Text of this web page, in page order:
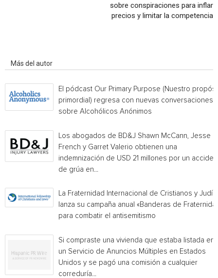
sobre conspiraciones para inflar
precios y limitar la competencia
Más del autor
El pódcast Our Primary Purpose (Nuestro
primordial) regresa con nuevas conversaciones
sobre Alcohólicos Anónimos
Los abogados de BD&J Shawn McCann, Jesse
French y Garret Valerio obtienen una
indemnización de USD 21 millones por un
de grúa en...
La Fraternidad Internacional de Cristianos y
lanza su campaña anual «Banderas de
para combatir el antisemitismo
Si compraste una vivienda que estaba listada en
un Servicio de Anuncios Múltiples en Estados
Unidos y se pagó una comisión a cualquier
correduría...